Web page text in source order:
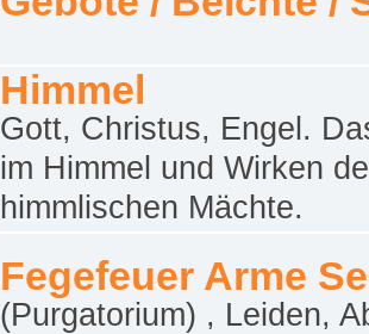
Himmel
Gott, Christus, Engel.
im Himmel und Wirken
himmlischen Mächte.
Fegefeuer Arme
(Purgatorium) , Leiden,